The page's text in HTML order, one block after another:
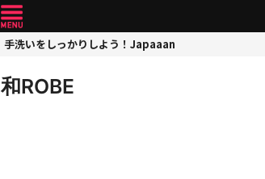
手洗いをしっかりしよう！Japaaan
和ROBE